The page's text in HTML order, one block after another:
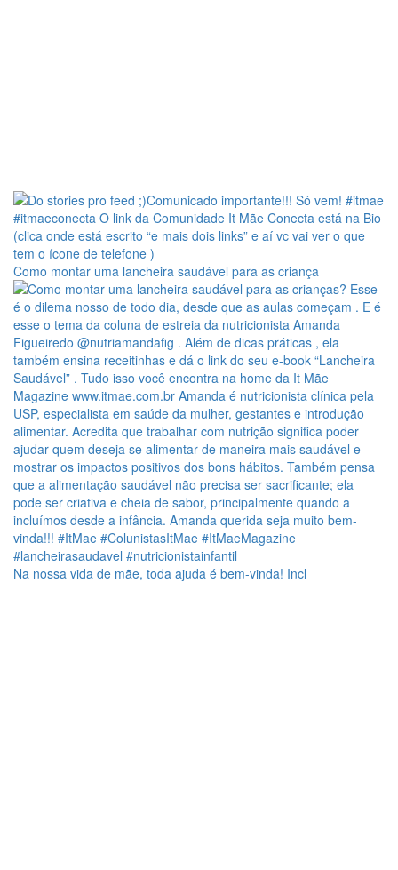
Como montar uma lancheira saudável para as criança
Na nossa vida de mãe, toda ajuda é bem-vinda! Incl